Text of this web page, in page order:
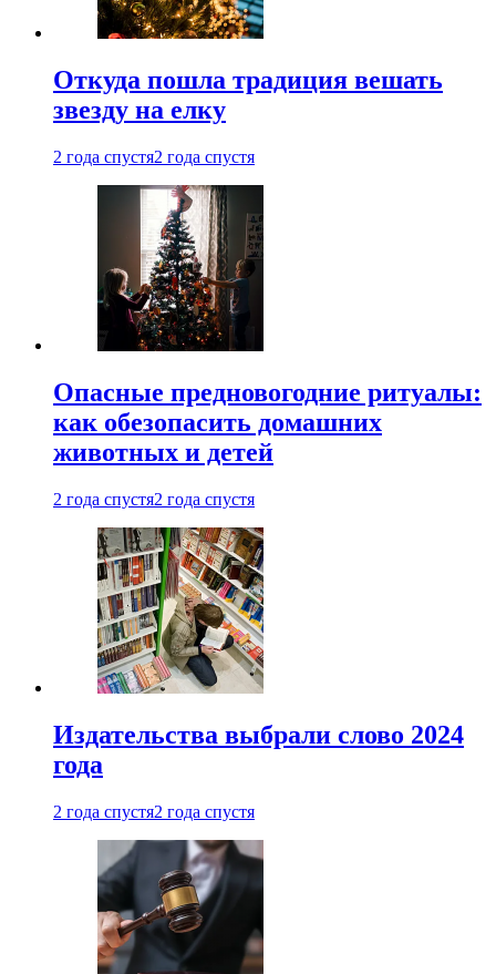
Откуда пошла традиция вешать
звезду на елку
2 года спустя2 года спустя
Опасные предновогодние ритуалы:
как обезопасить домашних
животных и детей
2 года спустя2 года спустя
Издательства выбрали слово 2024
года
2 года спустя2 года спустя